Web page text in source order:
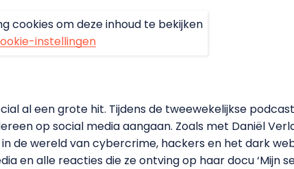
cookies om deze inhoud te bekijken
instellingen
al een grote hit. Tijdens de tweewekelijkse
op social media aangaan. Zoals met Daniël
de wereld van cybercrime, hackers en het dark
en alle reacties die ze ontving op haar docu ‘Mijn